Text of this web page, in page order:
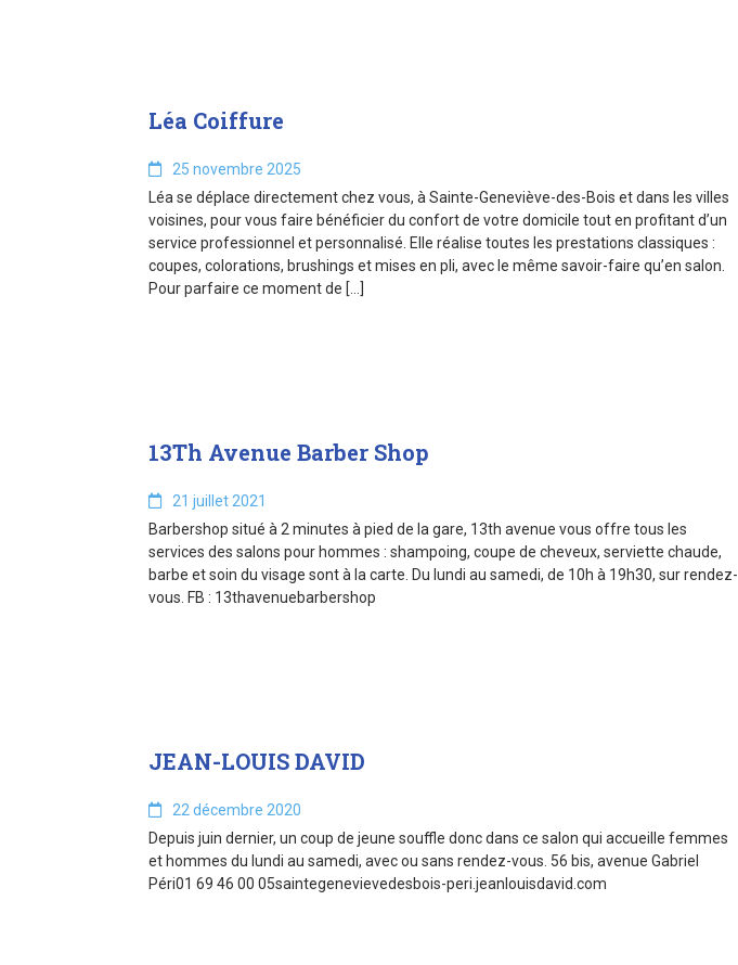
Léa Coiffure
25 novembre 2025
Léa se déplace directement chez vous, à Sainte-Geneviève-des-Bois et dans les villes
voisines, pour vous faire bénéficier du confort de votre domicile tout en profitant d’un
service professionnel et personnalisé. Elle réalise toutes les prestations classiques :
coupes, colorations, brushings et mises en pli, avec le même savoir-faire qu’en salon.
Pour parfaire ce moment de […]
13Th Avenue Barber Shop
21 juillet 2021
Barbershop situé à 2 minutes à pied de la gare, 13th avenue vous offre tous les
services des salons pour hommes : shampoing, coupe de cheveux, serviette chaude,
barbe et soin du visage sont à la carte. Du lundi au samedi, de 10h à 19h30, sur rendez-
vous. FB : 13thavenuebarbershop
JEAN-LOUIS DAVID
22 décembre 2020
Depuis juin dernier, un coup de jeune souffle donc dans ce salon qui accueille femmes
et hommes du lundi au samedi, avec ou sans rendez-vous. 56 bis, avenue Gabriel
Péri01 69 46 00 05saintegenevievedesbois-peri.jeanlouisdavid.com